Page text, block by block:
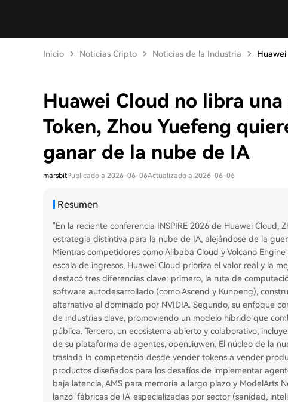
Inicio Noticias Cripto Noticias de la Industria
Huawei Cloud no libra
Token, Zhou Yuefeng
ganar de la nube de IA
marsbitPublicado a 2026-06-06Actualizado a 2026-06-06
Resumen
"En la reciente conferencia INSPIRE 2026 de Huawei Cloud,
estrategia distintiva para la nube de IA, alejándose de la
Mientras competidores como Alibaba Cloud y Volcano
escala de ingresos, Huawei Cloud prioriza el valor real y la
destacó tres diferencias clave: primero, la ruta de
software autodesarrollado (como Ascend y Kunpeng),
alternativo al dominado por NVIDIA. Segundo, su enfoque
de industrias clave, promoviendo un modelo híbrido que
pública. Tercero, un ecosistema abierto y colaborativo,
de su plataforma de agentes, openJiuwen. El núcleo de la
traslada la competencia desde vender tokens a vender
productos diseñados para los desafíos de implementar
baja latencia, AMS para memoria a largo plazo y ModelArts
lanzó 'fábricas de IA' especializadas por sector (sanidad,